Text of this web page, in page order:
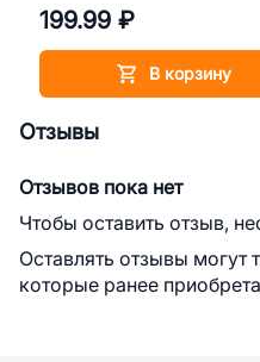
199.99 ₽
В корзину
Отзывы
Отзывов пока нет
Чтобы оставить отзыв,
Оставлять отзывы могут
которые ранее